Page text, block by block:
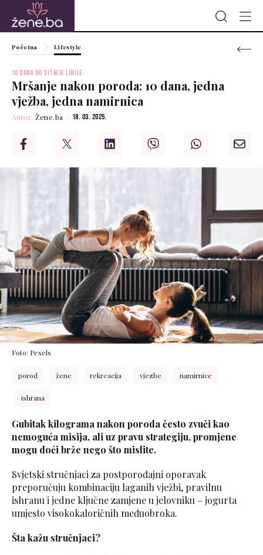
Početna Lifestyle
10 DANA DO VITKIJE LINIJE
Mršanje nakon poroda: 10 dana, jedna
vježba, jedna namirnica
Autor:Žene.ba 18. 03. 2025.
Foto: Pexels
porod žene rekreacija vjezbe namirnice
ishrana
Gubitak kilograma nakon poroda često zvuči kao
nemoguća misija, ali uz pravu strategiju, promjene
mogu doći brže nego što mislite.
Svjetski stručnjaci za postporođajni oporavak
preporučuju kombinaciju laganih vježbi, pravilnu
ishranu i jedne ključne zamjene u jelovniku – jogurta
umjesto visokokaloričnih međuobroka.
Šta kažu stručnjaci?